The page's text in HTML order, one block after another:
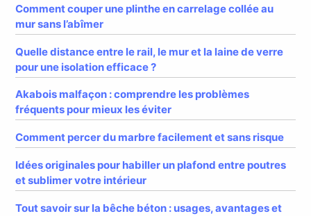
Comment couper une plinthe en carrelage collée au
mur sans l’abîmer
Quelle distance entre le rail, le mur et la laine de verre
pour une isolation efficace ?
Akabois malfaçon : comprendre les problèmes
fréquents pour mieux les éviter
Comment percer du marbre facilement et sans risque
Idées originales pour habiller un plafond entre poutres
et sublimer votre intérieur
Tout savoir sur la bêche béton : usages, avantages et